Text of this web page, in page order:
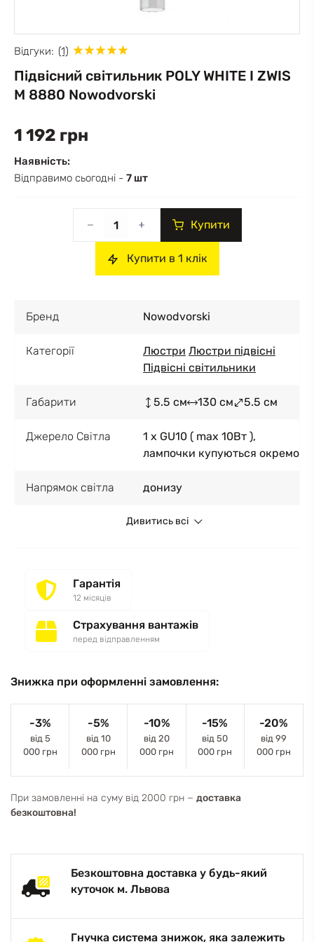
Відгуки: (1)
Підвісний світильник POLY WHITE I ZWIS
M 8880 Nowodvorski
1 192 грн
Наявність:
Відправимо сьогодні - 7 шт
Купити
Купити в 1 клік
Бренд Nowodvorski
Категорії Люстри Люстри підвісні
Підвісні світильники
Габарити 5.5 см 130 см 5.5 см
Джерело Світла
1 x GU10 ( max 10Вт ),
лампочки купуються окремо
Напрямок світла донизу
Дивитись всі
Гарантія
12 місяців
Страхування вантажів
перед відправленням
Знижка при оформленні замовлення:
-3%
від 5
000 грн
-5%
від 10
000 грн
-10%
від 20
000 грн
-15%
від 50
000 грн
-20%
від 99
000 грн
При замовленні на суму від 2000 грн − доставка
безкоштовна!
Безкоштовна доставка у будь-який
куточок м. Львова
Гнучка система знижок, яка залежить